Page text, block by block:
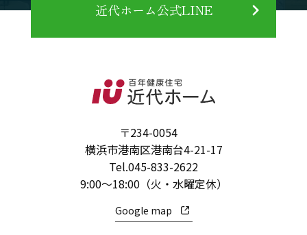
近代ホーム公式LINE
〒234-0054
横浜市港南区港南台4-21-17
Tel.045-833-2622
9:00～18:00（火・水曜定休）
Google map